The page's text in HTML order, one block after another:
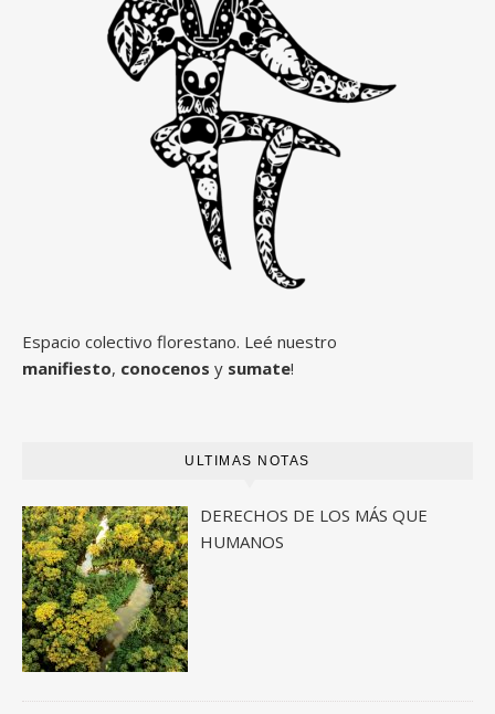
Espacio colectivo florestano. Leé nuestro
manifiesto, conocenos y sumate!
ULTIMAS NOTAS
DERECHOS DE LOS MÁS QUE
HUMANOS